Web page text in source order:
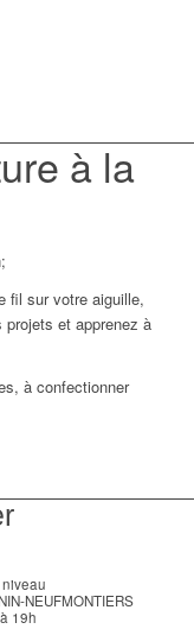
à la
fil sur votre aiguille,
et apprenez à
à confectionner
NEUFMONTIERS
19h